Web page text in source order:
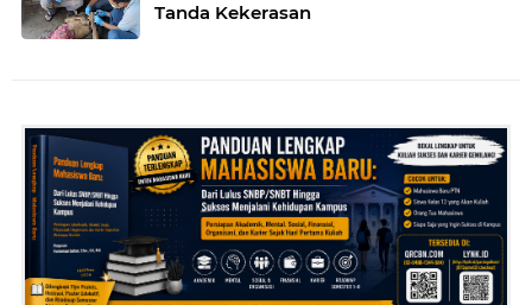
Tanda Kekerasan